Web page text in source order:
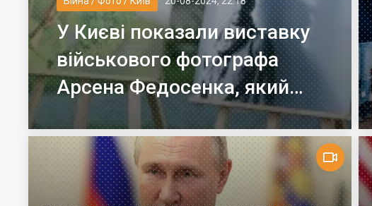
У Києві показали виставку
військового фотографа
Арсена Федосенка, який
загинув на війні